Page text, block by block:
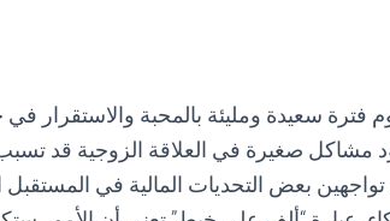
فترة سعيدة ومليئة بالمحبة والاستقرار
مشاكل صغيرة في العلاقة الزوجية قد
بعض التحديات المالية في